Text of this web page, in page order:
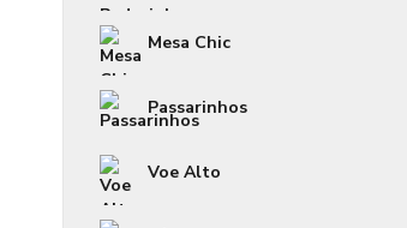
Mesa Chic
Passarinhos
Voe Alto